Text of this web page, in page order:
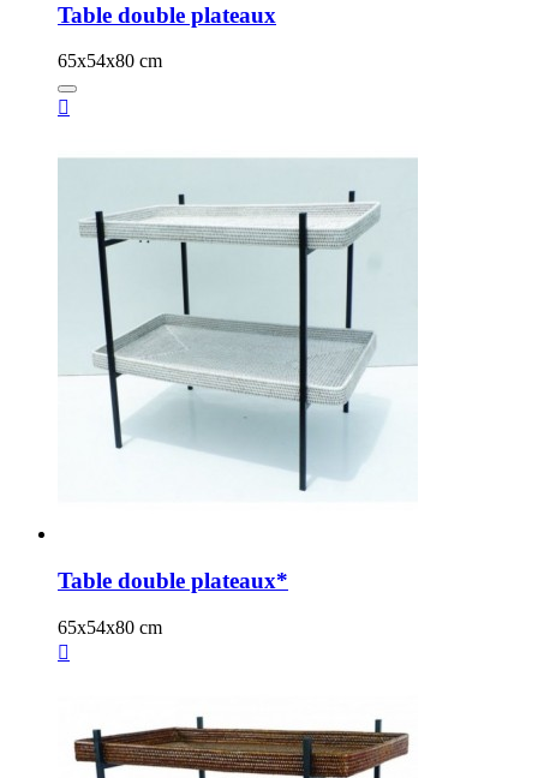
Table double plateaux
65x54x80 cm

Table double plateaux*
65x54x80 cm
